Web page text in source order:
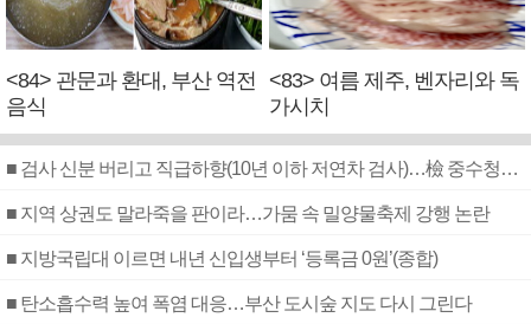
<84> 관문과 환대, 부산 역전
음식
<83> 여름 제주, 벤자리와 독
가시치
■ 검사 신분 버리고 직급하향(10년 이하 저연차 검사)…檢 중수청행 기피
■ 지역 상권도 말라죽을 판이라…가뭄 속 밀양물축제 강행 논란
■ 지방국립대 이르면 내년 신입생부터 ‘등록금 0원’(종합)
■ 탄소흡수력 높여 폭염 대응…부산 도시숲 지도 다시 그린다